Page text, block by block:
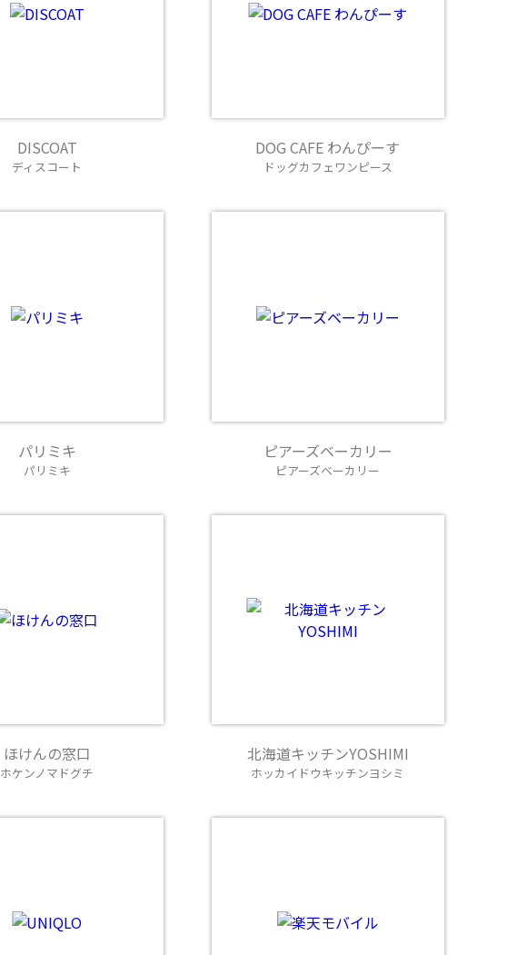
DISCOAT
ディスコート
DOG CAFE わんぴーす
ドッグカフェワンピース
パリミキ
パリミキ
ピアーズベーカリー
ピアーズベーカリー
ほけんの窓口
ホケンノマドグチ
北海道キッチンYOSHIMI
ホッカイドウキッチンヨシミ